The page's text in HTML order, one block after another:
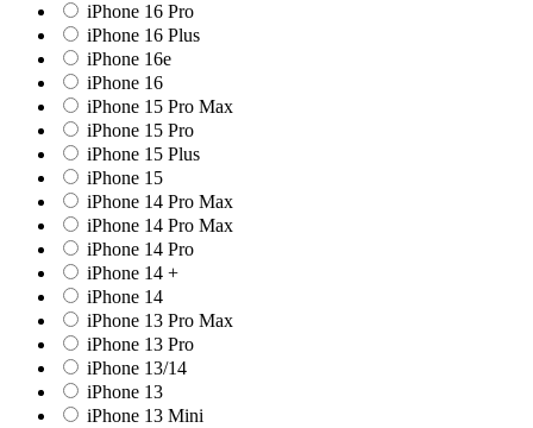
iPhone 16 Pro
iPhone 16 Plus
iPhone 16e
iPhone 16
iPhone 15 Pro Max
iPhone 15 Pro
iPhone 15 Plus
iPhone 15
iPhone 14 Pro Max
iPhone 14 Pro Max
iPhone 14 Pro
iPhone 14 +
iPhone 14
iPhone 13 Pro Max
iPhone 13 Pro
iPhone 13/14
iPhone 13
iPhone 13 Mini